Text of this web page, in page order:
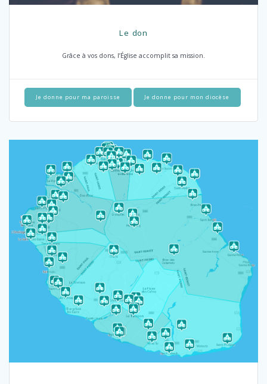
Le don
Grâce à vos dons, l’Église accomplit sa mission.
Je donne pour ma paroisse Je donne pour mon diocèse